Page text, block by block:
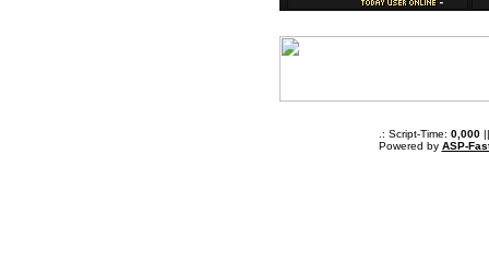
.: Script-Time: 0,000||
Powered by ASP-